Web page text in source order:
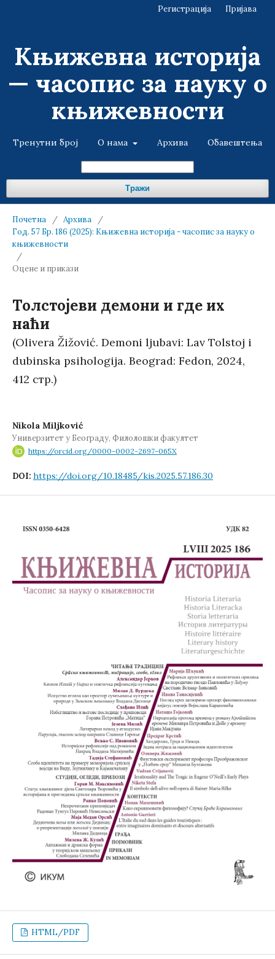
Књижевна историја
— часопис за науку о
књижевности
Тренутни број О нама Архива Обавештења
Тражи
Регистрација Пријава
Почетна / Архива
/
Год. 57 Бр. 186 (2025): Књижевна историја - часопис за науку о
књижевности
/
Оцене и прикази
Tолстојеви демони и где их
наћи
(Olivera Žižović. Demoni ljubavi: Lav Tolstoj i
dubinska psihologija. Beograd: Fedon, 2024,
412 стр.)
Nikola Miljković
Универзитет у Београду, Филолошки факултет
https://orcid.org/0000-0002-2697-065X
DOI: https://doi.org/10.18485/kis.2025.57.186.30
HTML/PDF